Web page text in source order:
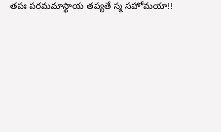
తపః పరమమాస్థాయ తప్యతే స్మ సహోమయా!!